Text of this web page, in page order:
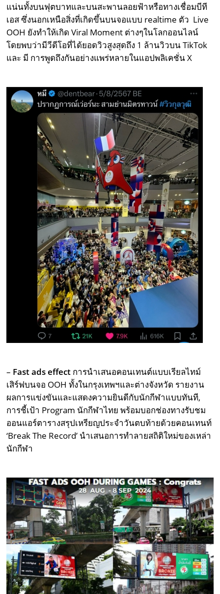
แน่นทั้งบนฟุตบาทและบนสะพานลอยฟ้าหรือทางเชื่อมบีที
เอส ซึ่งนอกเหนือสิ่งที่เกิดขึ้นบนจอแบบ realtime ตัว Live
OOH ยังทำให้เกิด Viral Moment ต่างๆในโลกออนไลน์
โดยพบว่ามีวีดีโอที่ได้ยอดวิวสูงสุดถึง 1 ล้านวิวบน TikTok
และ มี การพูดถึงกันอย่างแพร่หลายในแอปพลิเคชั่น X
– Fast ads effect การนำเสนอคอนเทนต์แบบเรียลไทม์
เสิร์ฟบนจอ OOH ทั้งในกรุงเทพฯและต่างจังหวัด รายงาน
ผลการแข่งขันและแสดงความยินดีกับนักกีฬาแบบทันที,
การชี้เป้า Program นักกีฬาไทย พร้อมบอกช่องทางรับชม
ออนแอร์ตารางสรุปเหรียญประจำวันตบท้ายด้วยคอนเทนท์
‘Break The Record’ นำเสนอการทำลายสถิติใหม่ของเหล่า
นักกีฬา